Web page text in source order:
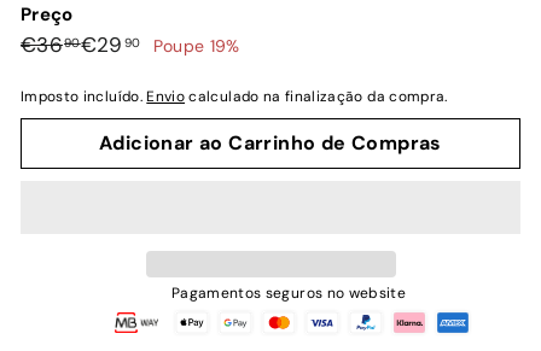
Preço
Preço
€3690€36,90
Preço
saldo
€29 90€29,90
Poupe 19%
Imposto incluído.Enviocalculado na finalização da compra.
Adicionar ao Carrinho de Compras
Pagamentos seguros no website